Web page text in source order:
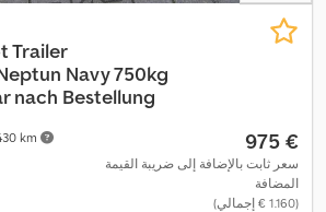
km
Trailer
Navy 750kg
nach Bestellung
‏975 €
سعر ثابت بالإضافة إلى ضريبة القيمة
المضافة
(‏1.160 € إجمالي)